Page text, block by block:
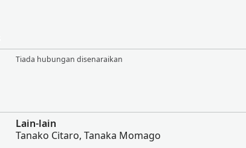
Tiada hubungan disenaraikan
Lain-lain
Tanako Citaro, Tanaka Momago